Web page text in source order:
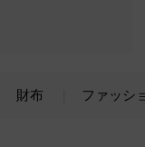
財布 ファッシ